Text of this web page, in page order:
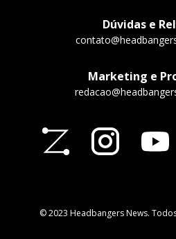
Dúvidas e
Marketing e
© 2023 Headbangers News.